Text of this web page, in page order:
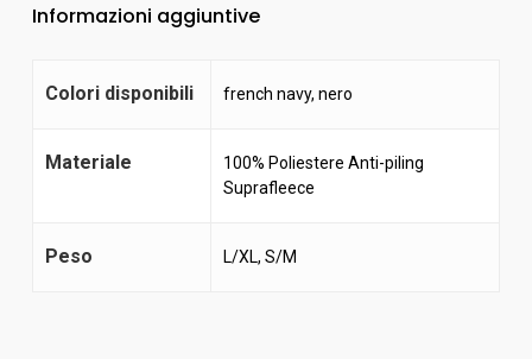
Informazioni aggiuntive
Colori disponibili french navy, nero
Materiale
100% Poliestere Anti-piling
Suprafleece
Peso L/XL, S/M